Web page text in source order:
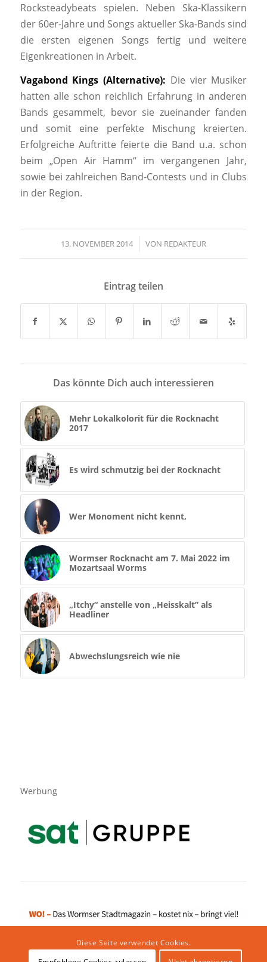
Rocksteadybeats spielen. Neben Ska-Klassikern
der 60er-Jahre und Songs aktueller Ska-Bands sind
die ersten eigenen Songs fertig und weitere
Eigenkreationen in Arbeit.
Vagabond Kings (Alternative): Die vier Musiker
hatten alle schon reichlich Erfahrung in anderen
Bands gesammelt, bevor sie zueinander fanden
und somit eine perfekte Mischung kreierten.
Erfolgreiche Auftritte feierte die Band u.a. schon
beim „Open Air Hamm“ im vergangenen Jahr,
sowie bei zahlreichen Band-Contests und in Clubs
in der Region.
13. NOVEMBER 2014
/ VON REDAKTEUR
Eintrag teilen
Das könnte Dich auch interessieren
Mehr Lokalkolorit für die Rocknacht
2017
Es wird schmutzig bei der Rocknacht
Wer Monoment nicht kennt,
Wormser Rocknacht am 7. Mai 2022 im
Mozartsaal Worms
„Itchy“ anstelle von „Heisskalt” als
Headliner
Abwechslungsreich wie nie
Werbung
Diese Seite verwendet Cookies.